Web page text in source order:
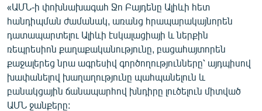
ՀԵՏԵՎԵՔ ՄԵԶ
«Ազատության» բոլոր կայքերը
«ԱՄՆ-ի փոխնախագահ Ջո Բայդենը Ալիևի հետ
հանդիպման ժամանակ, առանց հրապարակայնորեն
դատապարտելու Ալիևի էսկալացիայի և ներքին
ռեպրեսիոն քաղաքականությունը, բացահայտորեն
քաջալերեց նրա ագրեսիվ գործողությունները՝ այդպիսով
խափանելով խաղաղությունը պահպանելուն և
բանակցային ճանապարհով խնդիրը լուծելուն միտված
ԱՄՆ ջանքերը: